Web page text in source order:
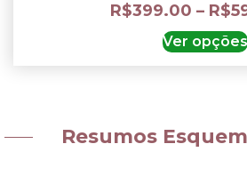
R$399.00 – R$
Ver opções
Resumos